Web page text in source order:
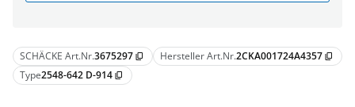
SCHÄCKE Art.Nr.3675297 content_copy Hersteller Art.Nr.2CKA001724A4357 content_copy
Type2548-642 D-914 content_copy